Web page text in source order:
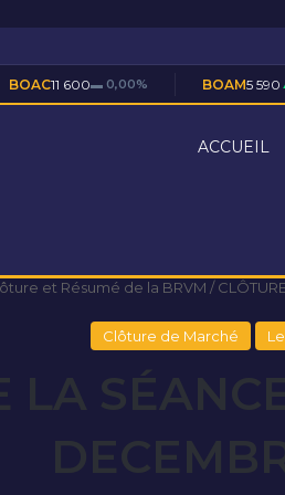
BOAM5 590 ▲ +0,09%
ACCUEIL
et Résumé de la BRVM /
Clôture de Marché